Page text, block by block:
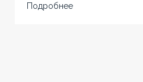
Подробнее